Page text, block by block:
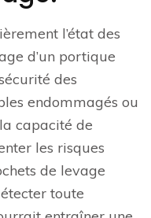
l’état des
d’un portique
des
endommagés ou
capacité de
les risques
de levage
toute